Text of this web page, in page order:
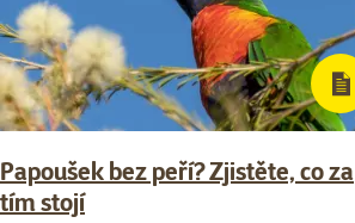
Papoušek bez peří? Zjistěte, co za
tím stojí